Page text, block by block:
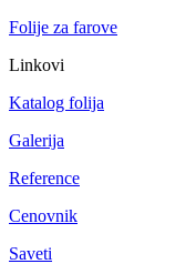
Folije za farove
Linkovi
Katalog folija
Galerija
Reference
Cenovnik
Saveti